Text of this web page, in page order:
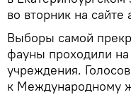
во вторник на
Выборы самой
фауны проходили
учреждения.
к Международному